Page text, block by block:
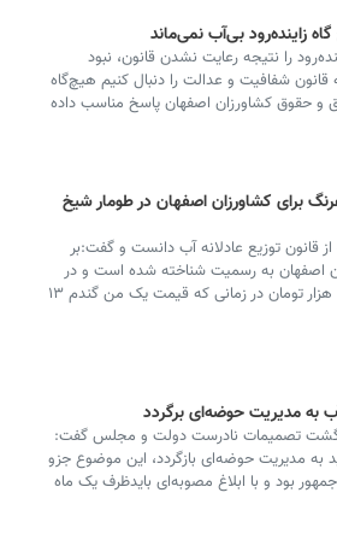
زاینده‌رود بی‌آب نمی‌ماند
را نتیجه رعایت نشدن قانون، نبود
شفافیت و عدالت را دنبال کنیم هیچ‌گاه
و حقوق کشاورزان اصفهان پاسخ مناسب داده
برای کشاورزان اصفهان در طومار شیخ
قانون توزیع عادلانه آب دانست و گفت:بر
۱۳۳۳، حقابه کشاورزان اصفهان به رسمیت شناخته شده است و در
آن زمان برای ثبت هر سهم رودخانه ۸ میلیون و ۲۵۰ هزار تومان در زمانی که قیمت یک من گندم ۱۳
به مدیریت حوضه‌ای برگردد
تصمیمات نادرست دولت و مجلس گفت:
به مدیریت حوضه‌ای بازگردد، این موضوع جزو
بود و با ابلاغ مصوبه‌ای بایدظرف یک ماه